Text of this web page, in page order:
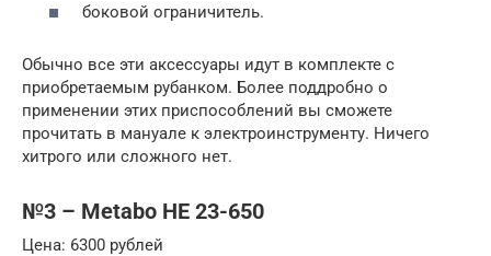
боковой ограничитель.
Обычно все эти аксессуары идут в комплекте с
приобретаемым рубанком. Более поддробно о
применении этих приспособлений вы сможете
прочитать в мануале к электроинструменту. Ничего
хитрого или сложного нет.
№3 – Metabo HE 23-650
Цена: 6300 рублей